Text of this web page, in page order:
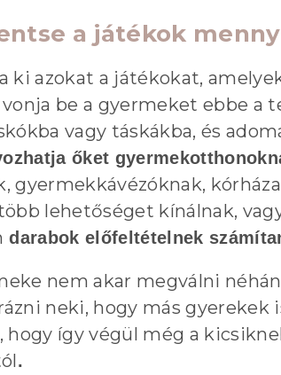
a játékok
ki azokat a játékokat,
vonja be a gyermeket ebbe a
vagy táskákba, és
őket
gyermekkávézóknak,
lehetőséget kínálnak,
darabok előfeltételnek
nem akar megválni
neki, hogy más
hogy így végül még a
.